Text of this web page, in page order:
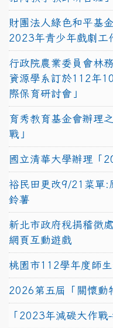
財團法人綠色和平基
2023年青少年戲劇工
行政院農業委員會林
資源學系訂於112年
際保育研討會」
育秀教育基金會辦理
戰」
國立清華大學辦理「
裕民田更改9/21菜單:
鈴薯
新北市政府稅捐稽徵
網頁互動遊戲
桃園市112學年度師
2026第五屆「關懷動
「2023年減碳大作戰-